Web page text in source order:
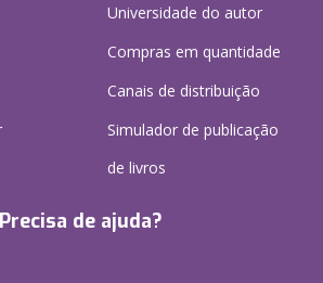
Universidade do autor
Compras em quantidade
Canais de distribuição
Simulador de publicação
de livros
Precisa de ajuda?